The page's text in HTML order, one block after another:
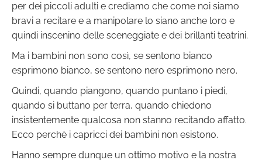
per dei piccoli adulti e crediamo che come noi siamo
bravi a recitare e a manipolare lo siano anche loro e
quindi inscenino delle sceneggiate e dei brillanti teatrini.
Ma i bambini non sono così, se sentono bianco
esprimono bianco, se sentono nero esprimono nero.
Quindi, quando piangono, quando puntano i piedi,
quando si buttano per terra, quando chiedono
insistentemente qualcosa non stanno recitando affatto.
Ecco perchè i capricci dei bambini non esistono.
Hanno sempre dunque un ottimo motivo e la nostra